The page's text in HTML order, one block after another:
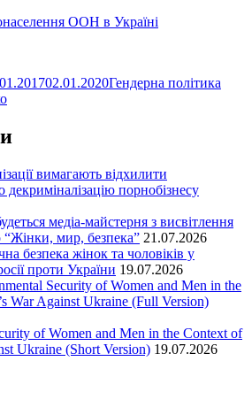
ООН в Україні
02.01.2020Гендерна політика
вимагають відхилити
декриміналізацію порнобізнесу
медіа-майстерня з висвітлення
“Жінки, мир, безпека” 21.07.2026
безпека жінок та чоловіків у
проти України 19.07.2026
Security of Women and Men in the
War Against Ukraine (Full Version)
of Women and Men in the Context of
Ukraine (Short Version) 19.07.2026